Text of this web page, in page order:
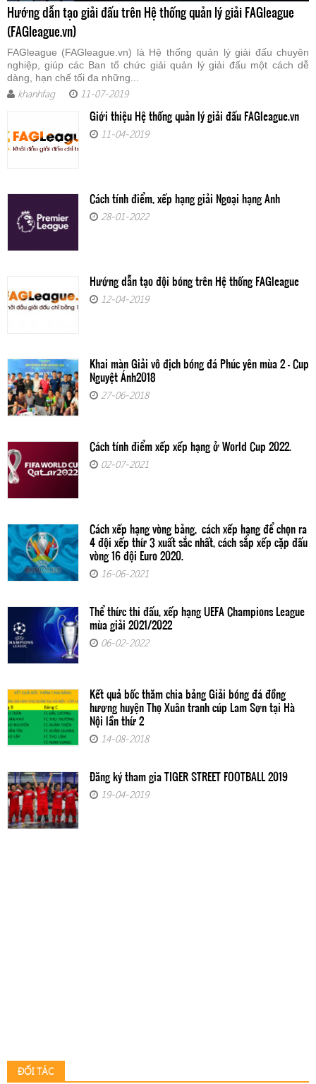
Hướng dẫn tạo giải đấu trên Hệ thống quản lý giải FAGleague
(FAGleague.vn)
FAGleague (FAGleague.vn) là Hệ thống quản lý giải đấu chuyên
nghiệp, giúp các Ban tổ chức giải quản lý giải đấu một cách dễ
dàng, hạn chế tối đa những...
khanhfag 11-07-2019
Giới thiệu Hệ thống quản lý giải đấu FAGleague.vn
11-04-2019
Cách tính điểm, xếp hạng giải Ngoại hạng Anh
28-01-2022
Hướng dẫn tạo đội bóng trên Hệ thống FAGleague
12-04-2019
Khai màn Giải vô địch bóng đá Phúc yên mùa 2 - Cup
Nguyệt Ánh2018
27-06-2018
Cách tính điểm xếp xếp hạng ở World Cup 2022.
02-07-2021
Cách xếp hạng vòng bảng, cách xếp hạng để chọn ra
4 đội xếp thứ 3 xuất sắc nhất, cách sắp xếp cặp đấu
vòng 16 đội Euro 2020.
16-06-2021
Thể thức thi đấu, xếp hạng UEFA Champions League
mùa giải 2021/2022
06-02-2022
Kết quả bốc thăm chia bảng Giải bóng đá đồng
hương huyện Thọ Xuân tranh cúp Lam Sơn tại Hà
Nội lần thứ 2
14-08-2018
Đăng ký tham gia TIGER STREET FOOTBALL 2019
19-04-2019
ĐỐI TÁC